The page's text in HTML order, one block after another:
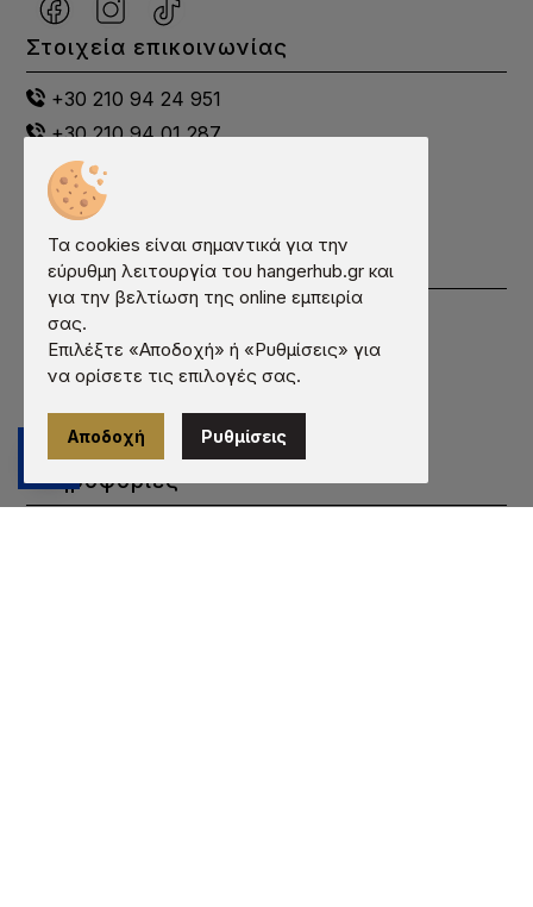
Στοιχεία επικοινωνίας
+30 210 94 24 951
+30 210 94 01 287
+30 698 00 21 274
info@hangerhub.gr
Λητούς 12, Κορωπί, 19400, Ελλάδα
Χρήσιμα
Εταιρεία
Συχνές Ερωτήσεις
Εκτύπωση
Κατάλογος
Επικοινωνία
Πληροφορίες
Τα cookies είναι σημαντικά για την
εύρυθμη λειτουργία του hangerhub.gr και
για την βελτίωση της online εμπειρία
σας.
Επιλέξτε «Αποδοχή» ή «Ρυθμίσεις» για
να ορίσετε τις επιλογές σας.
Αποδοχή Ρυθμίσεις